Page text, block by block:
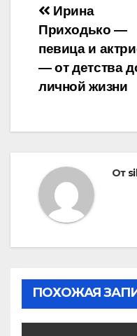
по
записям
Ирина
Приходько —
певица и
— от детства
личной жизни
От
ПОХОЖАЯ